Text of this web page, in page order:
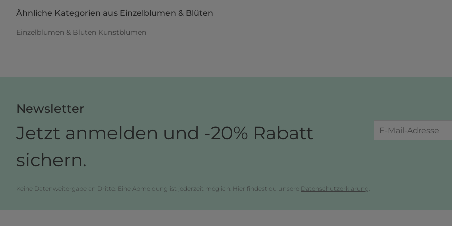
Ähnliche Kategorien aus Einzelblumen & Blüten
Einzelblumen & Blüten Kunstblumen
Newsletter
Jetzt anmelden und -20% Rabatt
sichern.
Keine Datenweitergabe an Dritte. Eine Abmeldung ist jederzeit möglich. Hier findest du unsere Datenschutzerklärung